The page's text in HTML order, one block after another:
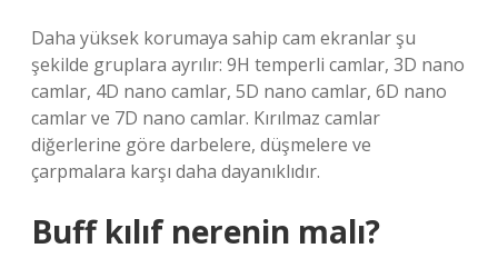
Daha yüksek korumaya sahip cam ekranlar şu
şekilde gruplara ayrılır: 9H temperli camlar, 3D nano
camlar, 4D nano camlar, 5D nano camlar, 6D nano
camlar ve 7D nano camlar. Kırılmaz camlar
diğerlerine göre darbelere, düşmelere ve
çarpmalara karşı daha dayanıklıdır.
Buff kılıf nerenin malı?